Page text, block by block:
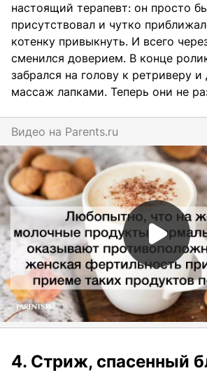
настоящий терапевт: он просто
присутствовал и чутко
котенку привыкнуть. И всего
сменился доверием. В конце
забрался на голову к ретриверу
массаж лапками. Теперь они не
Видео на parents.ru
4. Стриж, спасенный